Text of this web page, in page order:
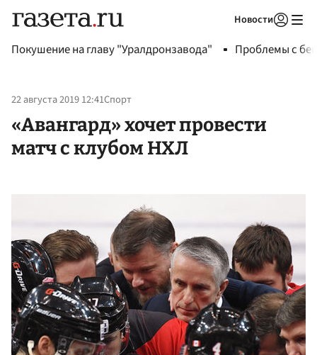
Новости
Покушение на главу "Уралдронзавода" Проблемы с
22 августа 2019 12:41Спорт
«Авангард» хочет провести
матч с клубом НХЛ